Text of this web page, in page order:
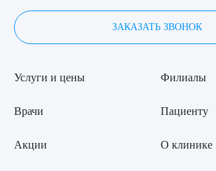
ЗАКАЗАТЬ ЗВОНОК
Услуги и цены
Врачи
Акции
Филиалы
Пациенту
О клинике